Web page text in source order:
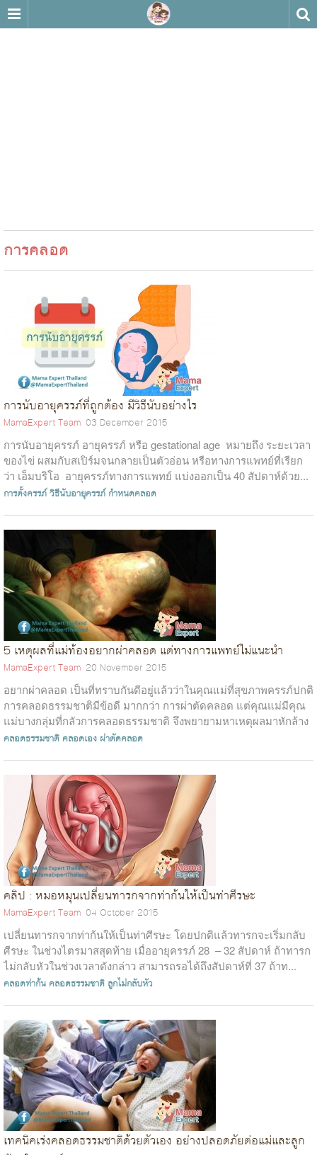
การคลอด
การนับอายุครรภ์ที่ถูกต้อง มีวิธีนับอย่างไร
MamaExpert Team 03 December 2015
การนับอายุครรภ์ อายุครรภ์ หรือ gestational age หมายถึง ระยะเวลา
ของไข่ ผสมกับสเปิร์มจนกลายเป็นตัวอ่อน หรือทางการแพทย์ที่เรียก
ว่า เอ็มบริโอ อายุครรภ์ทางการแพทย์ แบ่งออกเป็น 40 สัปดาห์ด้วย...
การตั้งครรภ์วิธีนับอายุครรภ์ กำหนดคลอด
5 เหตุผลที่แม่ท้องอยากผ่าคลอด แต่ทางการแพทย์ไม่แนะนำ
MamaExpert Team 20 November 2015
อยากผ่าคลอด เป็นที่ทราบกันดีอยู่แล้วว่าในคุณแม่ที่สุขภาพครรภ์ปกติ
การคลอดธรรมชาติมีข้อดี มากกว่า การผ่าตัดคลอด แต่คุณแม่มีคุณ
แม่บางกลุ่มที่กลัวการคลอดธรรมชาติ จึงพยายามหาเหตุผลมาหักล้าง
ข้อบ่งชี...
คลอดธรรมชาติ คลอดเอง ผ่าตัดคลอด
คลิป : หมอหมุนเปลี่ยนทารกจากท่าก้นให้เป็นท่าศีรษะ
MamaExpert Team 04 October 2015
เปลี่ยนทารกจากท่าก้นให้เป็นท่าศีรษะ โดยปกติแล้วทารกจะเริ่มกลับ
ศีรษะ ในช่วงไตรมาสสุดท้าย เมื่ออายุครรภ์ 28 – 32 สัปดาห์ ถ้าทารก
ไม่กลับหัวในช่วงเวลาดังกล่าว สามารถรอได้ถึงสัปดาห์ที่ 37 ถ้าท...
คลอดท่าก้น คลอดธรรมชาติ ลูกไม่กลับหัว
เทคนิคเร่งคลอดธรรมชาติด้วยตัวเอง อย่างปลอดภัยต่อแม่และลูก